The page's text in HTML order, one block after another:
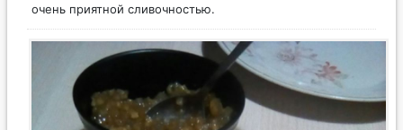
очень приятной сливочностью.